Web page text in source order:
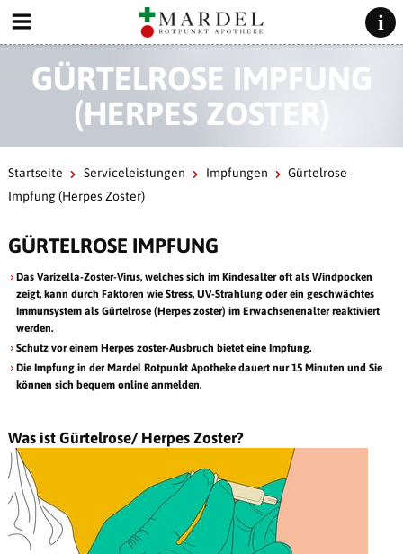
GÜRTELROSE IMPFUNG
(HERPES ZOSTER)
Startseite Serviceleistungen Impfungen
Gürtelrose
Impfung (Herpes Zoster)
GÜRTELROSE IMPFUNG
Das Varizella-Zoster-Virus, welches sich im Kindesalter oft als Windpocken
zeigt, kann durch Faktoren wie Stress, UV-Strahlung oder ein geschwächtes
Immunsystem als Gürtelrose (Herpes zoster) im Erwachsenenalter reaktiviert
werden.
Schutz vor einem Herpes zoster-Ausbruch bietet eine Impfung.
Die Impfung in der Mardel Rotpunkt Apotheke dauert nur 15 Minuten und Sie
können sich bequem online anmelden.
Was ist Gürtelrose/ Herpes Zoster?